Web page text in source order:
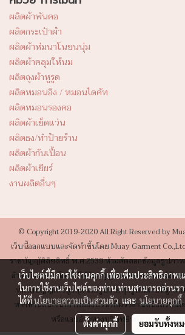
ผลิตผ้าพันคอ
ผลิตกระเป๋าผ้า
ผลิตผ้าห่มนาโนขนนุ่ม
ผลิตผ้าคลุมให้นม
ผลิตถุงผ้าหูรูด
ผลิตหมอนอิง / หมอนไดคัท
ผลิตหมอนรองคอ
ผลิตผ้าเช็ดแว่น
ผลิตธง/ทำป้ายร้าน
ผลิตผ้ากันเปื้อน
ผลิตผ้าเชียร์
งานผลิตอื่นๆ
© Copyright 2019-2020 All Right Reserved by
เว็บนี้ออกแบบและจัดทำขึ้นโดย Muay Garment
ราชบัญญัติลิขสิทธิ์ พ.ศ.2539 ห้ามคัดลอกข้อมูลรูปภาพ
อ้างเพื่อการค้า โดยไม่ได้รับอนุญาตเป็นลายลักษณ์อักษ
หมายบัญญัติไว้สูงสุด และรูปถ่ายทุกรูปในเว็บนี้ถูกถ่
หากท่านสนใจนำภาพของบริษัทไม่ว่าส่วนหนึ่งส่วนได้
หรือแอบอ้างทางบริษัทยินดีขายภาพละ
เว็บไซต์นี้มีการใช้งานคุกกี้ เพื่อเพิ่มประสิทธิภา
ในการใช้งานเว็บไซต์ของท่าน ท่านสามารถอ่านร
ได้ที่นโยบายความเป็นส่วนตัวและนโยบายคุกกี้
ตั้งค่าคุกกี้ ยอมรับทั้งห